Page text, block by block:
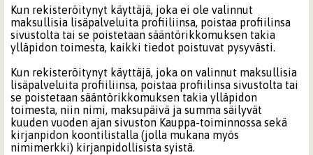
Kun rekisteröitynyt käyttäjä, joka ei ole valinnut
maksullisia lisäpalveluita profiiliinsa, poistaa profiilinsa
sivustolta tai se poistetaan sääntörikkomuksen takia
ylläpidon toimesta, kaikki tiedot poistuvat pysyvästi.
Kun rekisteröitynyt käyttäjä, joka on valinnut maksullisia
lisäpalveluita profiiliinsa, poistaa profiilinsa sivustolta tai
se poistetaan sääntörikkomuksen takia ylläpidon
toimesta, niin nimi, maksupäivä ja summa säilyvät
kuuden vuoden ajan sivuston Kauppa-toiminnossa sekä
kirjanpidon koontilistalla (jolla mukana myös
nimimerkki) kirjanpidollisista syistä.